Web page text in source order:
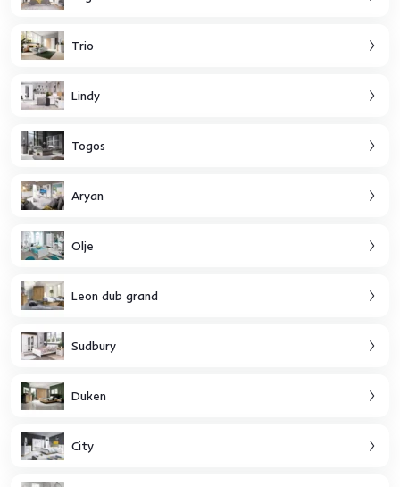
Trio
Lindy
Togos
Aryan
Olje
Leon dub grand
Sudbury
Duken
City